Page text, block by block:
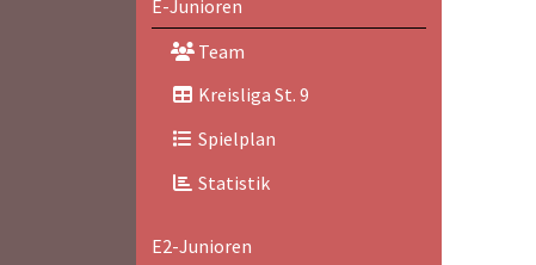
E-Junioren
Team
Kreisliga St. 9
Spielplan
Statistik
E2-Junioren